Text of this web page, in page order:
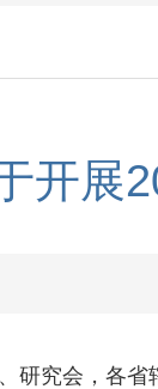
开展
研究会，各省